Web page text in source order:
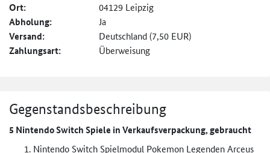
Ort: 04129 Leipzig
Abholung: Ja
Versand: Deutschland (7,50 EUR)
Zahlungsart: Überweisung
Gegenstandsbeschreibung
5 Nintendo Switch Spiele in Verkaufsverpackung, gebraucht
Nintendo Switch Spielmodul Pokemon Legenden Arceus